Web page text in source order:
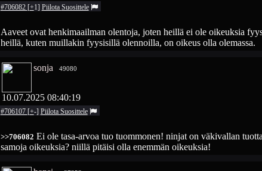
#706082 [+1] Piilota Suosittele
Aaveet ovat henkimaailman olentoja, joten heillä ei ole oikeuksia
heillä, kuten muillakin fyysisillä olennoilla, on oikeus olla olemassa.
sonja 49080
10.07.2025 08:40:19
#706107 [+-] Piilota Suosittele
>>706082 Ei ole tasa-arvoa tuo tuommonen! ninjat on väkivallan
samoja oikeuksia? niillä pitäisi olla enemmän oikeuksia!